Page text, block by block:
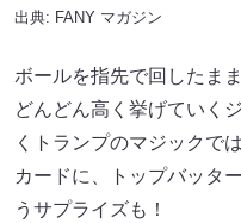
出典: FANY マガジン
ボールを指先で回したま
どんどん高く挙げていく
くトランプのマジックで
カードに、トップバッタ
うサプライズも！